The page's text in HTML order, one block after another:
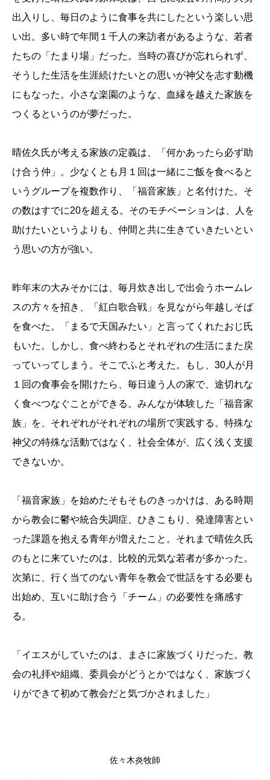
出入りし、毎日のように食事を共にしたという楽しい思
い出。多い時で年間１千人の来訪者があるような、若者
たちの「たまり場」だった。当時の喜びが忘れられず、
そうした生活を生涯続けたいとの思いが神父を志す動機
にもなった。小さな楽園のような、血縁を越えた家族を
つくるというのが夢だった。
晴佐久氏が考える家族の定義は、「何かあったら必ず助
け合う仲」。少なくとも月１回は一緒にご飯を食べると
いうグループを複数作り、「福音家族」と名付けた。そ
の数はすでに20を超える。そのモチベーションは、人を
助けたいというよりも、仲間と共に生きていきたいとい
う思いの方が強い。
昨年末の大みそかには、毎月炊き出しで出会うホームレ
スの方々を招き、「紅白歌合戦」を見ながら年越しそば
を食べた。「まるで天国みたい」と言ってくれたおじ氏
もいた。しかし、食べ終わるとそれぞれの生活にまた戻
っていってしまう。そこでふと考えた。もし、30人が月
１回の食事会を開けたら、毎日違う人の家で、途切れな
く食べつなぐことができる。みんなが体験した「福音家
族」を、それぞれがそれぞれの場所で実践する。特殊な
神父の特殊な活動ではなく、社会全体が、広く浅く支援
できないか。
「福音家族」を始めたそもそものきっかけは、ある時期
から教会に鬱や統合失調症、ひきこもり、発達障害とい
った課題を抱える青年が増えたこと。それまで晴佐久氏
のもとに来ていたのは、比較的元気な若者が多かった。
次第に、行く当てのない青年を教会で世話をする必要も
出始め、互いに助け合う「チーム」の必要性を痛感す
る。
「イエスがしていたのは、まさに家族づくりだった。教
会の礼拝や組織、委員会がどうとかではなく、家族づく
りができて初めて教会だと気づかされました」
佐々木炎牧師